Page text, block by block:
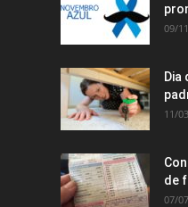
09/
Dia
11/
de
07/